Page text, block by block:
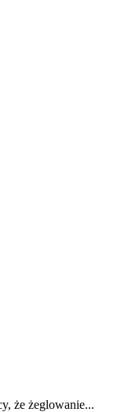
że żeglowanie...